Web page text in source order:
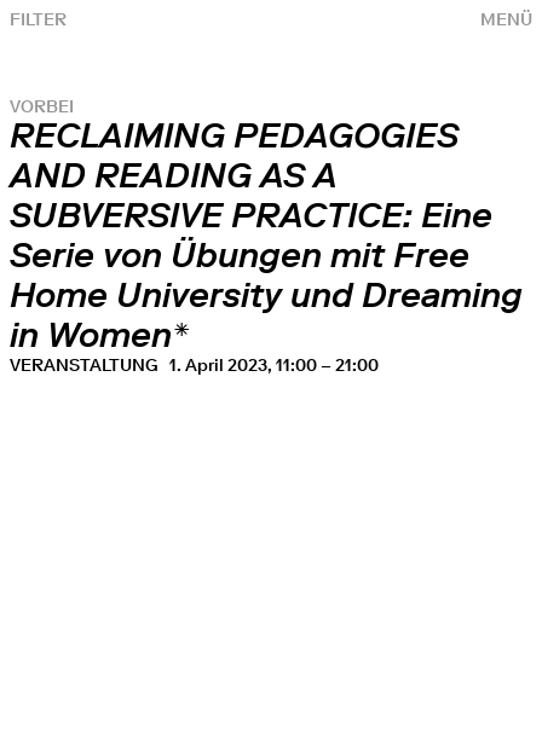
MENÜ
FILTER
VORBEI
RECLAIMING PEDAGOGIES
AND READING AS A
SUBVERSIVE PRACTICE: Eine
Serie von Übungen mit Free
Home University und Dreaming
in Women*
VERANSTALTUNG 1. April 2023, 11:00 – 21:00